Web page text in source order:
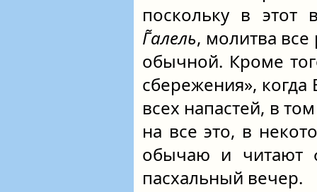
поскольку в этот
Г̃алель, молитва
обычной. Кроме
сбережения»,
всех напастей, в
на все это, в
обычаю и читают
пасхальный вечер.